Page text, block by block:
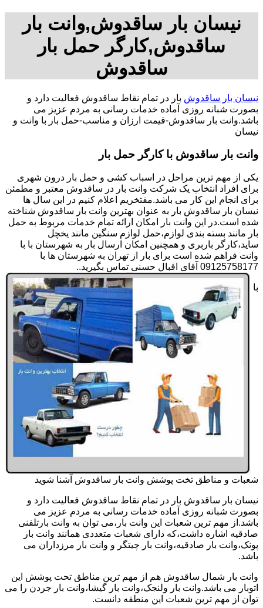
نیسان بار ساقدوش,وانت بار
ساقدوش,کارگر حمل بار
ساقدوش
نیسان بار ساقدوش بار در تمام نقاط ساقدوش فعالیت دارد و
بصورت شبانه روزی آماده خدمات رسانی به مردم عزیز می
باشد.وانت بار ساقدوش-قیمت ارزان و مناسب-حمل بار با وانت و
نیسان
وانت بار ساقدوش با کارگر حمل بار
یکی از مهم ترین مراحل در اسباب کشی و حمل بار درون شهری
برای افراد انتخاب یک شرکت وانت بار در ساقدوش معتبر و مطمئن
برای انجام این کار می باشد.مفتخریم اعلام کنیم در این سال ها
نیسان بار ساقدوش بار به عنوان بهترین وانت بار ساقدوش شناخته
شده است.در این وانت بار امکان ارائه تمام خدمات مربوط به حمل
بار مانند بسته بندی لوازم،حمل لوازم سنگین مانند یخچل
ساید،کارگر باربری و همچنین امکان ارسال بار به شهرستان با با
وانت فراهم شده است برای بار از تهران به شهرستان ها با
09125758177 آقای اقبال حسنی تماس بگیرید..
با
شعبات و مناطق تخت پوشش وانت بار ساقدوش آشنا شوید
نیسان بار ساقدوش بار در تمام نقاط ساقدوش فعالیت دارد و
بصورت شبانه روزی آماده خدمات رسانی به مردم عزیز می
باشد.از مهم ترین شعبات این وانت بار،می توان به وانت بارتلفنی
صادقیه اشاره داشت،که دارای شعبات متعددی همانند وانت بار
پونک،وانت بار صادقیه،وانت بار چیتگر و وانت بار مرزداران می
باشد.
وانت بار شمال ساقدوش هم از مهم ترین مناطق تحت پوشش این
اتوبار می باشد.وانت بار ولنجک،وانت بار گیشا،وانت بار جردن را می
توان از مهم ترین شعبات این منطقه دانست.